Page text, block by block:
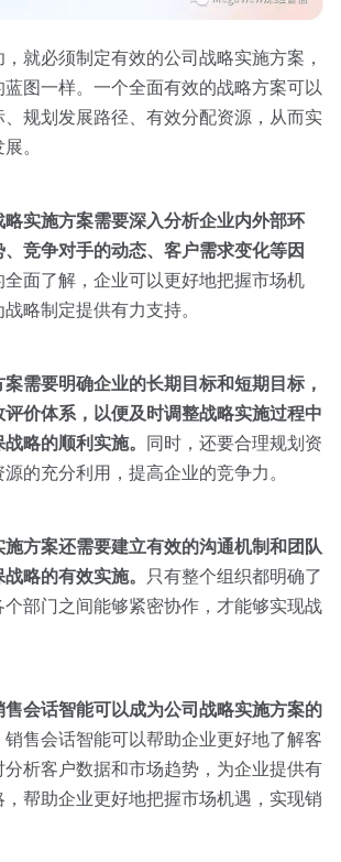
智能
就必须制定有效的公司战略实施方案，
图一样。一个全面有效的战略方案可以
规划发展路径、有效分配资源，从而实
。
实施方案需要深入分析企业内外部环
竞争对手的动态、客户需求变化等因
全面了解，企业可以更好地把握市场机
略制定提供有力支持。
需要明确企业的长期目标和短期目标，
价体系，以便及时调整战略实施过程中
略的顺利实施。
同时，还要合理规划资
的充分利用，提高企业的竞争力。
施方案还需要建立有效的沟通机制和团队
略的有效实施。
只有整个组织都明确了
部门之间能够紧密协作，才能够实现战
会话智能可以成为公司战略实施方案的
销售会话智能可以帮助企业更好地了解客
分析客户数据和市场趋势，为企业提供有
帮助企业更好地把握市场机遇，实现销